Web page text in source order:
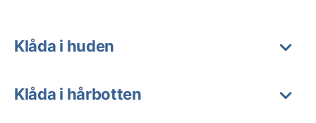
Klåda i huden
Klåda i hårbotten